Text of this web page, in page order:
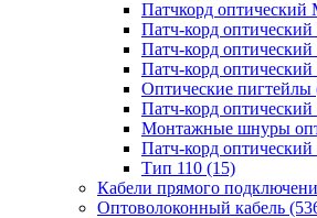
Патчкорд оптический
Патч-корд
Патч-корд оптический
Патч-корд
Оптические пигтейлы
Патч-корд
Монтажные шнуры
Патч-корд оптический
Тип 110 (15)
Кабели прямого
Оптоволоконный кабель